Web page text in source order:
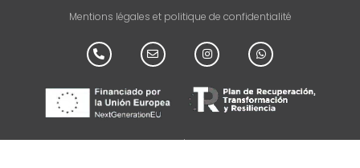
Mentions légales et politique de confidentialité
Agent de numérisation : ADS